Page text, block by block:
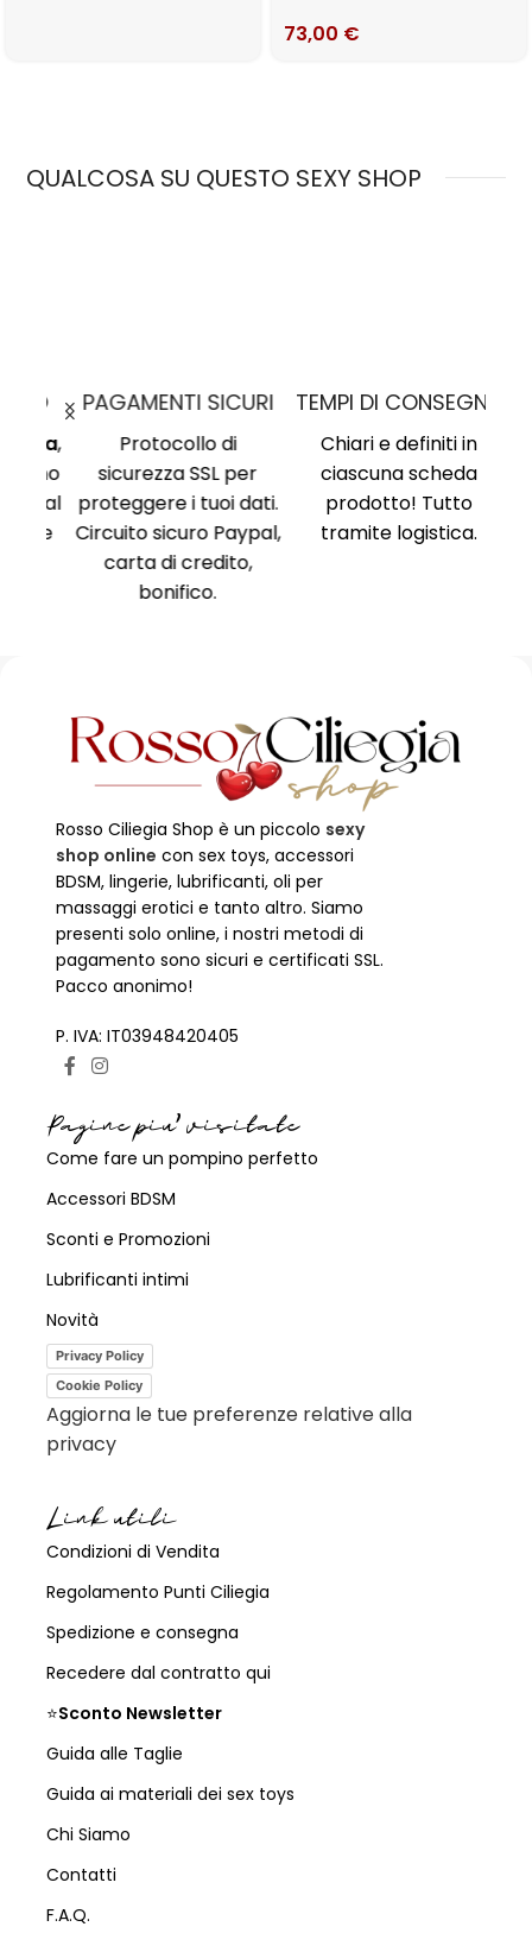
73,00 €
QUALCOSA SU QUESTO SEXY SHOP
PAGAMENTI SICURI
Protocollo di
sicurezza SSL per
proteggere i tuoi dati.
Circuito sicuro Paypal,
carta di credito,
bonifico.
TEMPI DI CONSEGNA
Chiari e definiti in
ciascuna scheda
prodotto! Tutto
tramite logistica.
Rosso Ciliegia Shop è un piccolo sexy
shop online con sex toys, accessori
BDSM, lingerie, lubrificanti, oli per
massaggi erotici e tanto altro. Siamo
presenti solo online, i nostri metodi di
pagamento sono sicuri e certificati SSL.
Pacco anonimo!
P. IVA: IT03948420405
Pagine piu' visitate
Come fare un pompino perfetto
Accessori BDSM
Sconti e Promozioni
Lubrificanti intimi
Novità
Privacy Policy
Cookie Policy
Aggiorna le tue preferenze relative alla
privacy
Link utili
Condizioni di Vendita
Regolamento Punti Ciliegia
Spedizione e consegna
Recedere dal contratto qui
⭐Sconto Newsletter
Guida alle Taglie
Guida ai materiali dei sex toys
Chi Siamo
Contatti
F.A.Q.